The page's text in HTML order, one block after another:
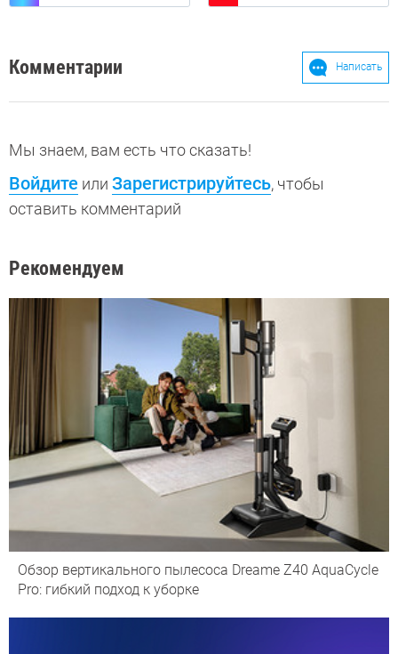
Комментарии Написать
Мы знаем, вам есть что сказать!
Войдите или Зарегистрируйтесь, чтобы
оставить комментарий
Рекомендуем
Обзор вертикального пылесоса Dreame Z40 AquaCycle
Pro: гибкий подход к уборке